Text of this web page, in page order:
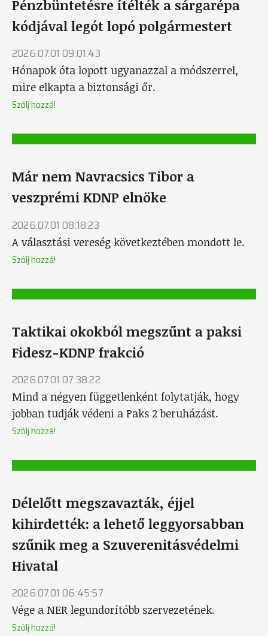
Pénzbüntetésre ítélték a sárgarépa
kódjával legót lopó polgármestert
2026.07.01 09:01:43
Hónapok óta lopott ugyanazzal a módszerrel,
mire elkapta a biztonsági őr.
Szólj hozzá!
Már nem Navracsics Tibor a
veszprémi KDNP elnöke
2026.07.01 08:18:23
A választási vereség következtében mondott le.
Szólj hozzá!
Taktikai okokból megszűnt a paksi
Fidesz-KDNP frakció
2026.07.01 07:38:22
Mind a négyen függetlenként folytatják, hogy
jobban tudják védeni a Paks 2 beruházást.
Szólj hozzá!
Délelőtt megszavazták, éjjel
kihirdették: a lehető leggyorsabban
szűnik meg a Szuverenitásvédelmi
Hivatal
2026.07.01 06:45:57
Vége a NER legundorítóbb szervezetének.
Szólj hozzá!